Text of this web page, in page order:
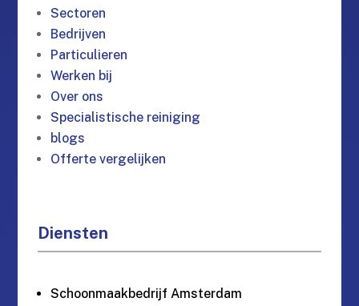
Sectoren
Bedrijven
Particulieren
Werken bij
Over ons
Specialistische reiniging
blogs
Offerte vergelijken
Diensten
Schoonmaakbedrijf Amsterdam